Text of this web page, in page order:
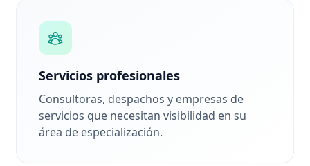
Servicios profesionales
Consultoras, despachos y empresas de
servicios que necesitan visibilidad en su
área de especialización.